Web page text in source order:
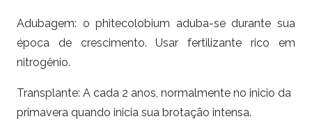
Adubagem: o phitecolobium aduba-se durante sua
época de crescimento. Usar fertilizante rico em
nitrogênio.
Transplante: A cada 2 anos, normalmente no inicio da
primavera quando inicia sua brotação intensa.